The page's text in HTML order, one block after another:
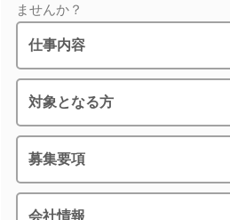
ませんか？
仕事内容
対象となる方
募集要項
会社情報